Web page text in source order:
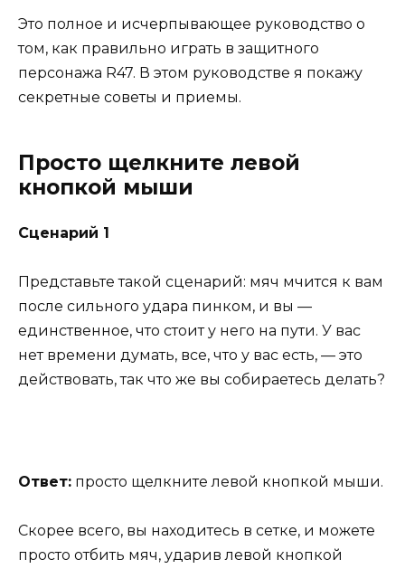
Это полное и исчерпывающее руководство о
том, как правильно играть в защитного
персонажа R47. В этом руководстве я покажу
секретные советы и приемы.
Просто щелкните левой
кнопкой мыши
Сценарий 1
Представьте такой сценарий: мяч мчится к вам
после сильного удара пинком, и вы —
единственное, что стоит у него на пути. У вас
нет времени думать, все, что у вас есть, — это
действовать, так что же вы собираетесь делать?
Ответ: просто щелкните левой кнопкой мыши.
Скорее всего, вы находитесь в сетке, и можете
просто отбить мяч, ударив левой кнопкой